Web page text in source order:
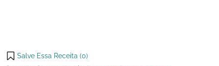
on Salve Essa Receita (0)